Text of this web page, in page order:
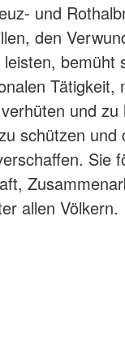
und
den
bemüht
Tätigkeit,
und
schützen und
Sie
allen Völkern.